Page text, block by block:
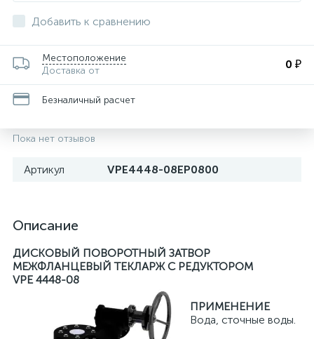
Добавить к сравнению
Местоположение
Доставка от
0 ₽
Безналичный расчет
Пока нет отзывов
Артикул VPE4448-08EP0800
Описание
ДИСКОВЫЙ ПОВОРОТНЫЙ ЗАТВОР
МЕЖФЛАНЦЕВЫЙ ТЕКЛАРЖ С РЕДУКТОРОМ
VPE 4448-08
ПРИМЕНЕНИЕ
Вода, сточные воды.